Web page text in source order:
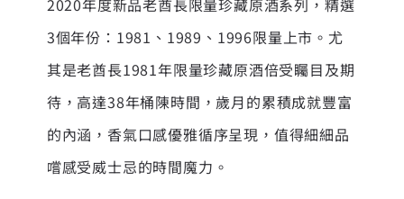
3個年份：1981、1989、1996限量上市。尤
其是老酋長1981年限量珍藏原酒倍受矚目及期
待，高達38年桶陳時間，歲月的累積成就豐富
的內涵，香氣口感優雅循序呈現，值得細細品
嚐感受威士忌的時間魔力。